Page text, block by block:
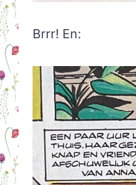
Brrr! En: